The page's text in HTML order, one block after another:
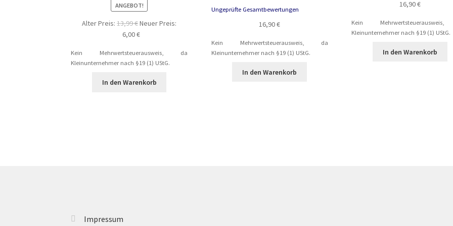
ANGEBOT!
Alter Preis: 13,99€Ursprünglicher
Preis
13,99 €
Neuer Preis:
6,00€Aktueller
ist:
6,00 €.
Kein Mehrwertsteuerausweis, da
Kleinunternehmer nach §19 (1) UStG.
In den Warenkorb
5.00von 5
Ungeprüfte Gesamtbewertungen
16,90€
Kein Mehrwertsteuerausweis, da
Kleinunternehmer nach §19 (1) UStG.
In den Warenkorb
16,90€
Kein
Kleinunternehmer nach §19 (1) UStG.
In den Warenkorb
Impressum